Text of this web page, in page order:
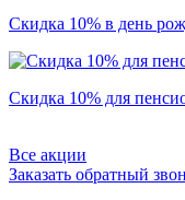
Скидка 10% в день
Скидка 10% для
Все акции
Заказать обратный